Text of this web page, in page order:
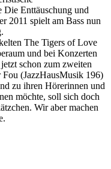
Die Enttäuschung und
2011 spielt am Bass nun
The Tigers of Love
und bei Konzerten
schon zum zweiten
(JazzHausMusik 196)
zu ihren Hörerinnen und
möchte, soll sich doch
Wir aber machen